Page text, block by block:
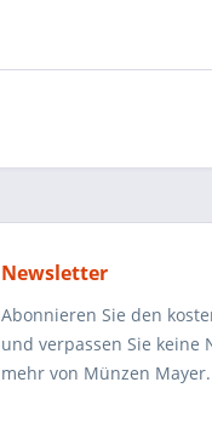
Newsletter
Abonnieren Sie den
und verpassen Sie keine
mehr von Münzen Mayer.